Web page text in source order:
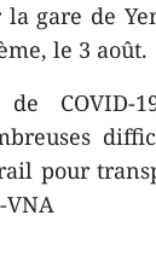
gare de
le 3 août.
COVID-
pour
VNA